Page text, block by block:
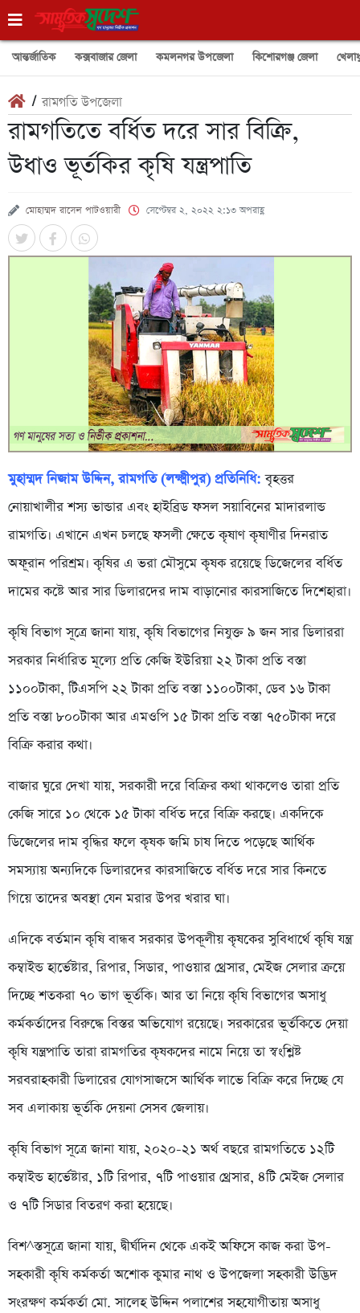
আন্তর্জাতিক কক্সবাজার জেলা কমলনগর উপজেলা কিশোরগঞ্জ জেলা
/রামগতি উপজেলা
রামগতিতে বর্ধিত দরে সার বিক্রি,
উধাও ভূর্তকির কৃষি যন্ত্রপাতি
মোহাম্মদ রাসেল পাটওয়ারী সেপ্টেম্বর ২, ২০২২ ২:১৩ অপরাহ্ণ
মুহাম্মদ নিজাম উদ্দিন, রামগতি (লক্ষ্মীপুর) প্রতিনিধি: বৃহত্তর
নোয়াখালীর শস্য ভান্ডার এবং হাইব্রিড ফসল সয়াবিনের মাদারলান্ড
রামগতি। এখানে এখন চলছে ফসলী ক্ষেতে কৃষাণ কৃষাণীর দিনরাত
অফূরান পরিশ্রম। কৃষির এ ভরা মৌসুমে কৃষক রয়েছে ডিজেলের বর্ধিত
দামের কষ্টে আর সার ডিলারদের দাম বাড়ানোর কারসাজিতে দিশেহারা।
কৃষি বিভাগ সূত্রে জানা যায়, কৃষি বিভাগের নিযুক্ত ৯ জন সার ডিলাররা
সরকার নির্ধারিত মূল্যে প্রতি কেজি ইউরিয়া ২২ টাকা প্রতি বস্তা
১১০০টাকা, টিএসপি ২২ টাকা প্রতি বস্তা ১১০০টাকা, ডেব ১৬ টাকা
প্রতি বস্তা ৮০০টাকা আর এমওপি ১৫ টাকা প্রতি বস্তা ৭৫০টাকা দরে
বিক্রি করার কথা।
বাজার ঘুরে দেখা যায়, সরকারী দরে বিক্রির কথা থাকলেও তারা প্রতি
কেজি সারে ১০ থেকে ১৫ টাকা বর্ধিত দরে বিক্রি করছে। একদিকে
ডিজেলের দাম বৃদ্ধির ফলে কৃষক জমি চাষ দিতে পড়েছে আর্থিক
সমস্যায় অন্যদিকে ডিলারদের কারসাজিতে বর্ধিত দরে সার কিনতে
গিয়ে তাদের অবস্থা যেন মরার উপর খরার ঘা।
এদিকে বর্তমান কৃষি বান্ধব সরকার উপকূলীয় কৃষকের সুবিধার্থে কৃষি যন্ত্র
কম্বাইন্ড হার্ভেষ্টার, রিপার, সিডার, পাওয়ার থ্রেসার, মেইজ সেলার ক্রয়ে
দিচ্ছে শতকরা ৭০ ভাগ ভূর্তকি। আর তা নিয়ে কৃষি বিভাগের অসাধু
কর্মকর্তাদের বিরুদ্ধে বিস্তর অভিযোগ রয়েছে। সরকারের ভূর্তকিতে দেয়া
কৃষি যন্ত্রপাতি তারা রামগতির কৃষকদের নামে নিয়ে তা স্বংশ্লিষ্ট
সরবরাহকারী ডিলারের যোগসাজসে আর্থিক লাভে বিক্রি করে দিচ্ছে যে
সব এলাকায় ভূর্তকি দেয়না সেসব জেলায়।
কৃষি বিভাগ সূত্রে জানা যায়, ২০২০-২১ অর্থ বছরে রামগতিতে ১২টি
কম্বাইন্ড হার্ভেষ্টার, ১টি রিপার, ৭টি পাওয়ার থ্রেসার, ৪টি মেইজ সেলার
ও ৭টি সিডার বিতরণ করা হয়েছে।
বিশ^স্তসূত্রে জানা যায়, দ্বীর্ঘদিন থেকে একই অফিসে কাজ করা উপ-
সহকারী কৃষি কর্মকর্তা অশোক কুমার নাথ ও উপজেলা সহকারী উদ্ভিদ
সংরক্ষণ কর্মকর্তা মো. সালেহ উদ্দিন পলাশের সহযোগীতায় অসাধু